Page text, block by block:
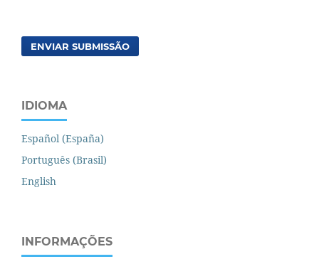
ENVIAR SUBMISSÃO
IDIOMA
Español (España)
Português (Brasil)
English
INFORMAÇÕES